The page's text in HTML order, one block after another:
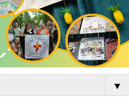
▼